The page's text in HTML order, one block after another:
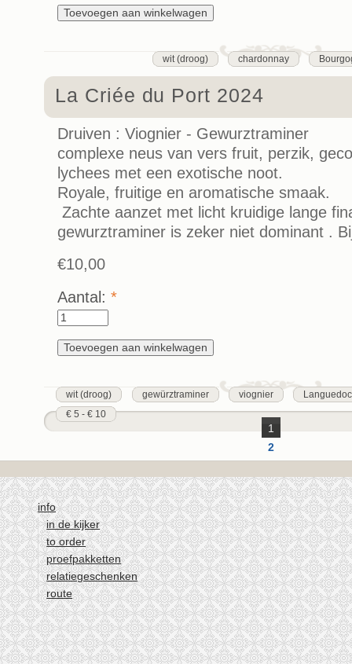
wit (droog) chardonnay
La Criée du Port 2024
Druiven : Viognier - Gewurztraminer
complexe neus van vers fruit, perzik,
lychees met een exotische noot.
Royale, fruitige en aromatische smaak.
Zachte aanzet met licht kruidige lange
gewurztraminer is zeker niet dominant .
€10,00
Aantal: *
wit (droog) gewürztraminer viognier
€ 5 - € 10
1
2
4
5
volgende ›
laatste »
info
in de kijker
to order
proefpakketten
relatiegeschenken
route